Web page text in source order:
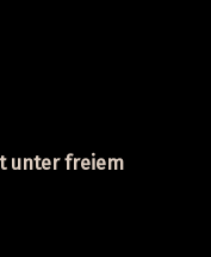
unter freiem